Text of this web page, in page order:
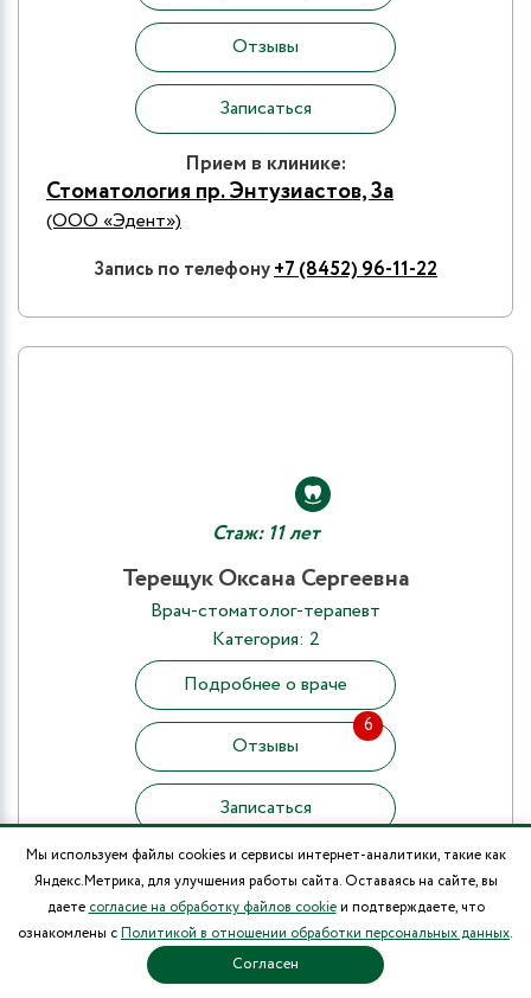
Отзывы
Записаться
Прием в клинике:
Стоматология пр. Энтузиастов, 3а
(ООО «Эдент»)
Запись по телефону+7 (8452) 96-11-22
Стаж: 11 лет
Терещук Оксана Сергеевна
Врач-стоматолог-терапевт
Категория: 2
Подробнее о враче
Отзывы
6
Записаться
Прием в клинике:
Стоматология ул. Сакко и Ванцетти, 59
(ООО «ММК»)
Запись по телефону+7 (8452) 46-87-33
Мы используем файлы cookies и сервисы интернет-аналитики, такие как
Яндекс.Метрика, для улучшения работы сайта. Оставаясь на сайте, вы
даете согласие на обработку файлов cookieи подтверждаете, что
ознакомлены сПолитикой в отношении обработки персональных данных.
Согласен